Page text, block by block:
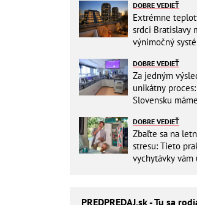
DOBRE VEDIEŤ
Extrémne
srdci Bratislavy
výnimočný
DOBRE VEDIEŤ
Za jedným
unikátny
Slovensku
DOBRE VEDIEŤ
Zbaľte sa na
stresu: Tieto
vychytávky vám
PREDPREDAJ.sk - Tu sa